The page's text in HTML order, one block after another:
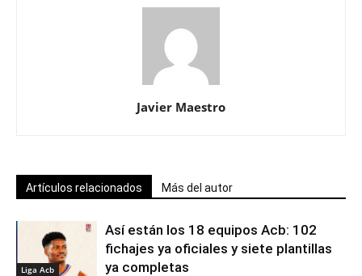
Javier Maestro
Artículos relacionados Más del autor
Liga Acb
Así están los 18 equipos Acb: 102
fichajes ya oficiales y siete plantillas
ya completas